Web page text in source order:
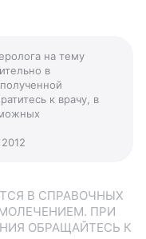
на тему
в
к врачу, в
В СПРАВОЧНЫХ
ПРИ
ОБРАЩАЙТЕСЬ К